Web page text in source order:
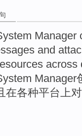
Manager
and
across
Manager
在各种平台上对